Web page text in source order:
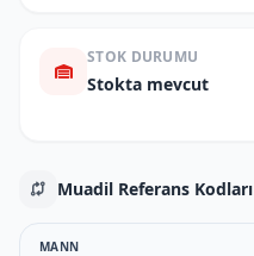
STOK DURUMU
Stokta mevcut
Muadil Referans Kodları
MANN